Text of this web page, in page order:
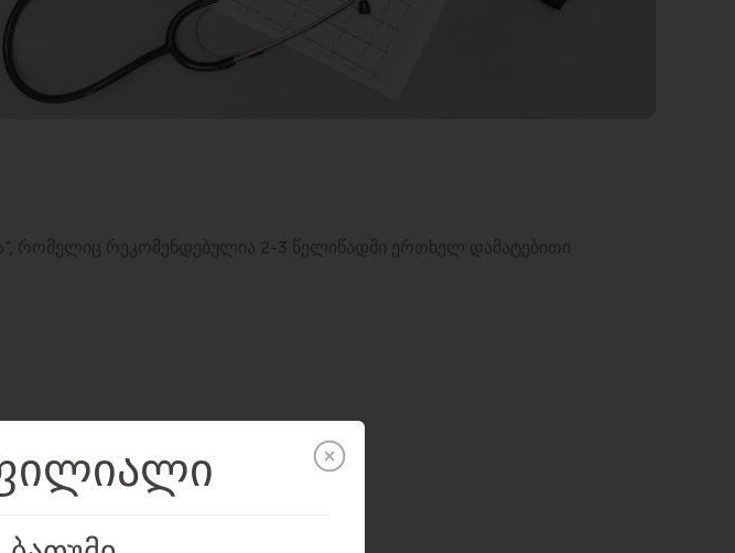
რომელიც რეკომენდებულია 2-3 წელიწადში ერთხელ დამატებითი